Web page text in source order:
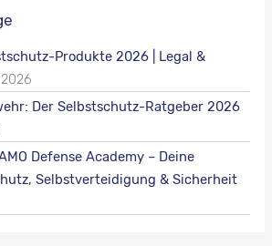
Produkte 2026 | Legal &
Der Selbstschutz-Ratgeber 2026
Defense Academy – Deine
Selbstverteidigung & Sicherheit